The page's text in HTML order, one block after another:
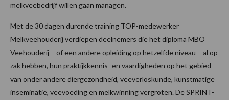
melkveebedrijf willen gaan managen.
Met de 30 dagen durende training TOP-medewerker
Melkveehouderij verdiepen deelnemers die het diploma MBO
Veehouderij – of een andere opleiding op hetzelfde niveau – al op
zak hebben, hun praktijkkennis- en vaardigheden op het gebied
van onder andere diergezondheid, veeverloskunde, kunstmatige
inseminatie, veevoeding en melkwinning vergroten. De SPRINT-